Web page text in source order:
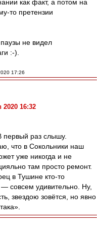
как факт, а потом на
то претензии
не видел
:-).
17:26
16:32
первый раз слышу.
что в Сокольники наш
уже никогда и не
там просто ремонт.
в Тушине кто-то
совсем удивительно. Ну,
звездою зовётся, но явно